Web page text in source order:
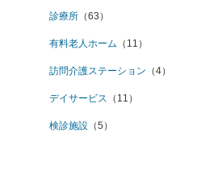
診療所 （63）
有料老人ホーム （11）
訪問介護ステーション （4）
デイサービス （11）
検診施設 （5）